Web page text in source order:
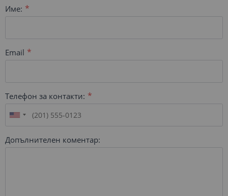
Име:
Email
Телефон за контакти:
Допълнителен коментар: